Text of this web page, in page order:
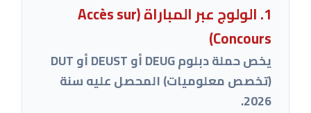
1. الولوج عبر المباراة (Accès sur
Concours)
يخص حملة دبلوم DEUG أو DEUST أو DUT
(تخصص معلوميات) المحصل عليه سنة
2026.